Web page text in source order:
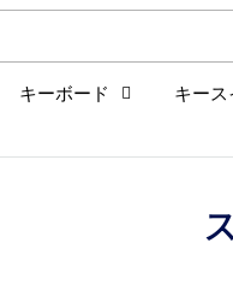
キーボード キース